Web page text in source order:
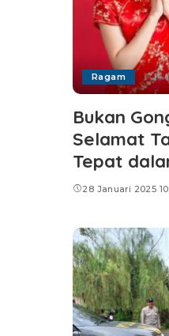
Ragam
Bukan
Selamat
Tepat
28 Januari 2025